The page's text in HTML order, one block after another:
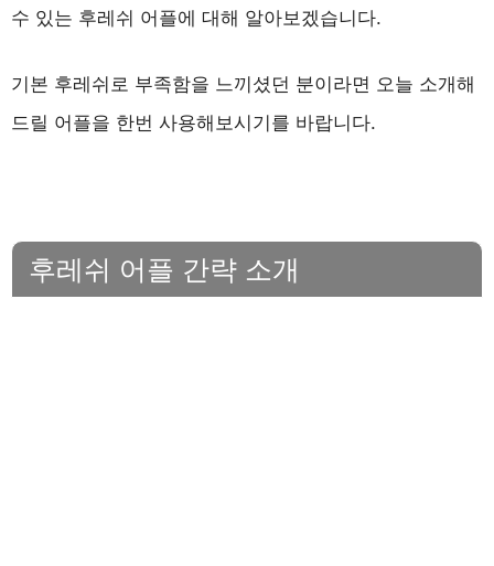
수 있는 후레쉬 어플에 대해 알아보겠습니다.
기본 후레쉬로 부족함을 느끼셨던 분이라면 오늘 소개해
드릴 어플을 한번 사용해보시기를 바랍니다.
후레쉬 어플 간략 소개